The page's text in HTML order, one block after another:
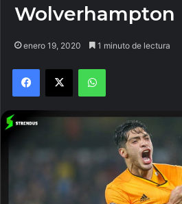
Wolverhampton
enero 19, 2020 1 minuto de lectura
Facebook
X WhatsApp